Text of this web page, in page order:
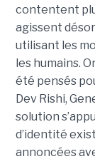
contentent
agissent
utilisant les
les humains.
été pensés
Dev Rishi,
solution
d’identité
annoncées